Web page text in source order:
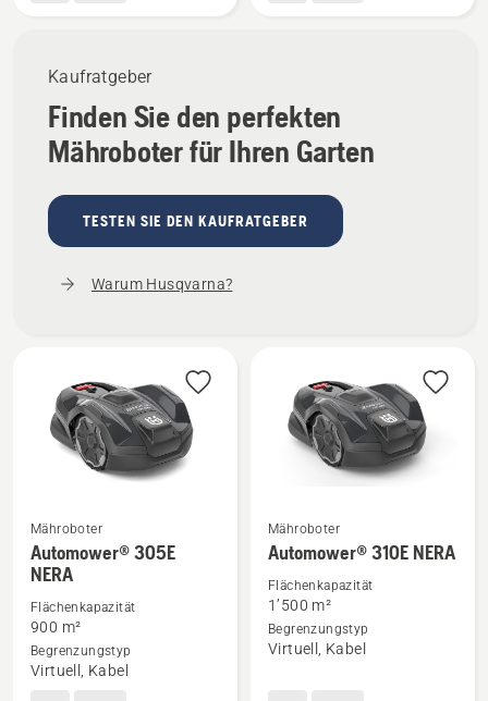
Kaufratgeber
Finden Sie den perfekten
Mähroboter für Ihren Garten
TESTEN SIE DEN KAUFRATGEBER
Warum Husqvarna?
Mehr
Details
zu
Automower®
305E
NERA
Mähroboter
Automower® 305E
NERA
Flächenkapazität
900 m²
Begrenzungstyp
Virtuell, Kabel
Mehr
Details
zu
Automower® 310E NERA
anzeigen
Mähroboter
Automower® 310E NERA
Flächenkapazität
1’500 m²
Begrenzungstyp
Virtuell, Kabel